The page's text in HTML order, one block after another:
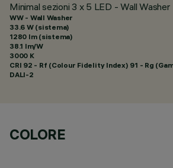
Minimal sezioni 3 x 5 LED - Wall Washer
WW - Wall Washer
33.6 W (sistema)
1280 lm (sistema)
38.1 lm/W
3000 K
CRI 92 - Rf (Colour Fidelity Index) 91 - Rg
DALI-2
COLORE